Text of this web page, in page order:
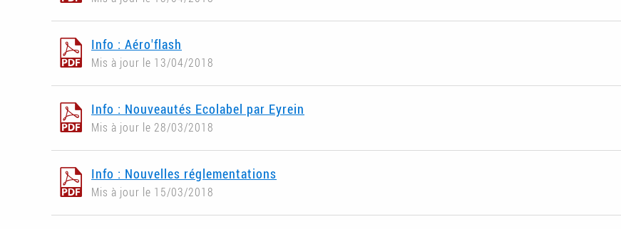
Info : Aéro'flash
Mis à jour le 13/04/2018
Info : Nouveautés Ecolabel par Eyrein
Mis à jour le 28/03/2018
Info : Nouvelles réglementations
Mis à jour le 15/03/2018